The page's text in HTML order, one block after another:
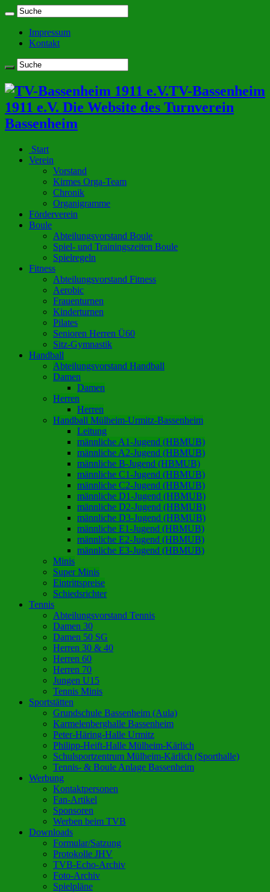
Impressum
Kontakt
TV-Bassenheim
1911 e.V. Die Website des Turnverein
Bassenheim
Start
Verein
Vorstand
Kirmes Orga-Team
Chronik
Organigramme
Förderverein
Boule
Abteilungsvorstand Boule
Spiel- und Trainingszeiten Boule
Spielregeln
Fitness
Abteilungsvorstand Fitness
Aerobic
Frauenturnen
Kinderturnen
Pilates
Senioren Herren Ü60
Sitz-Gymnastik
Handball
Abteilungsvorstand Handball
Damen
Damen
Herren
Herren
Handball Mülheim-Urmitz-Bassenheim
Leitung
männliche A1-Jugend (HBMUB)
männliche A2-Jugend (HBMUB)
männliche B-Jugend (HBMUB)
männliche C1-Jugend (HBMUB)
männliche C2-Jugend (HBMUB)
männliche D1-Jugend (HBMUB)
männliche D2-Jugend (HBMUB)
männliche D3-Jugend (HBMUB)
männliche E1-Jugend (HBMUB)
männliche E2-Jugend (HBMUB)
männliche E3-Jugend (HBMUB)
Minis
Super Minis
Eintrittspreise
Schiedsrichter
Tennis
Abteilungsvorstand Tennis
Damen 30
Damen 50 SG
Herren 30 & 40
Herren 60
Herren 70
Jungen U15
Tennis Minis
Sportstätten
Grundschule Bassenheim (Aula)
Karmelenberghalle Bassenheim
Peter-Häring-Halle Urmitz
Philipp-Heift-Halle Mülheim-Kärlich
Schulsportzentrum Mülheim-Kärlich (Sporthalle)
Tennis- & Boule Anlage Bassenheim
Werbung
Kontaktpersonen
Fan-Artikel
Sponsoren
Werben beim TVB
Downloads
Formular/Satzung
Protokolle JHV
TVB-Echo-Archiv
Foto-Archiv
Spielpläne